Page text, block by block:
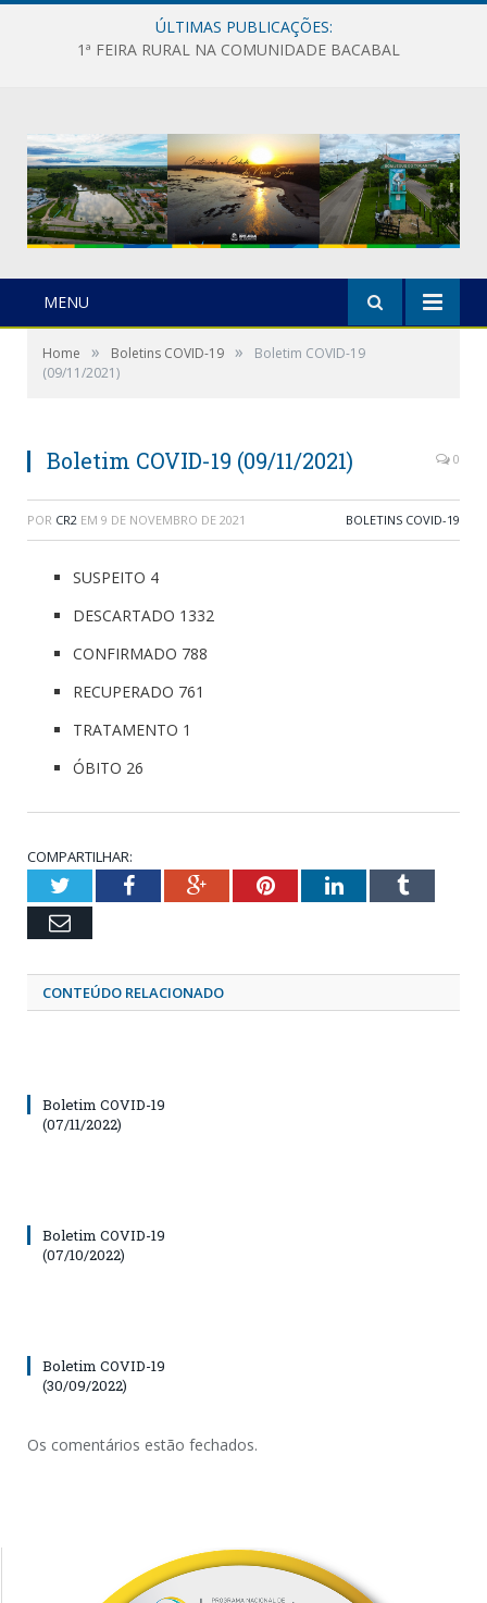
ÚLTIMAS PUBLICAÇÕES:
1ª FEIRA RURAL NA COMUNIDADE BACABAL
MENU
Home » Boletins COVID-19 »
Boletim COVID-19
(09/11/2021)
Boletim COVID-19 (09/11/2021) 0
POR CR2 EM 9 DE NOVEMBRO DE 2021 BOLETINS COVID-19
SUSPEITO 4
DESCARTADO 1332
CONFIRMADO 788
RECUPERADO 761
TRATAMENTO 1
ÓBITO 26
COMPARTILHAR:
TwitterFacebookGoogle+PinterestLinkedInTumblr
Email
CONTEÚDO RELACIONADO
Boletim COVID-19
(07/11/2022)
Boletim COVID-19
(07/10/2022)
Boletim COVID-19
(30/09/2022)
Os comentários estão fechados.